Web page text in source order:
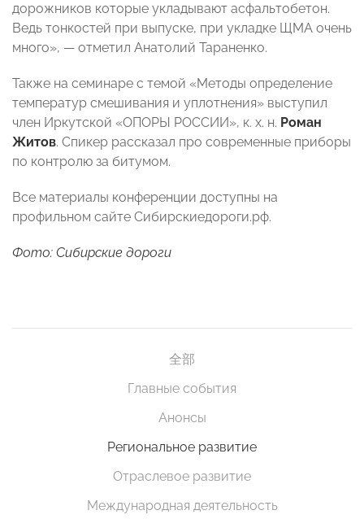
дорожников которые укладывают асфальтобетон.
Ведь тонкостей при выпуске, при укладке ЩМА очень
много», — отметил Анатолий Тараненко.
Также на семинаре с темой «Методы определение
температур смешивания и уплотнения» выступил
член Иркутской «ОПОРЫ РОССИИ», к. х. н. Роман
Житов. Спикер рассказал про современные приборы
по контролю за битумом.
Все материалы конференции доступны на
профильном сайте Сибирскиедороги.рф.
Фото: Сибирские дороги
全部
Главные события
Анонсы
Региональное развитие
Отраслевое развитие
Международная деятельность